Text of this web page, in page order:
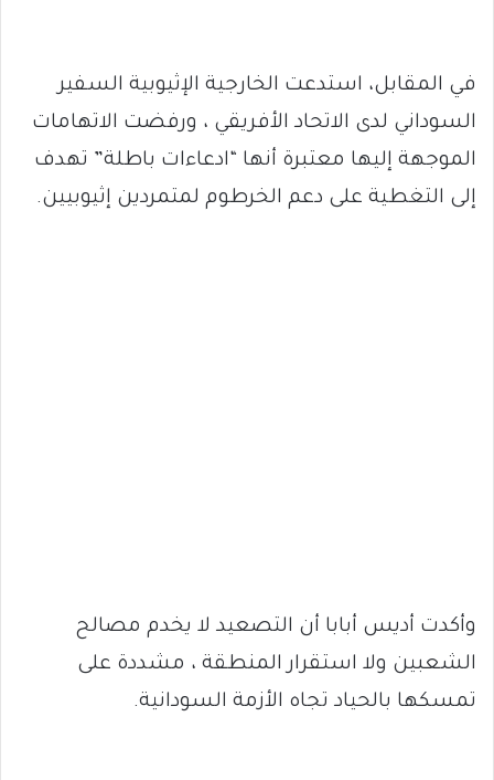
في المقابل، استدعت الخارجية الإثيوبية السفير
السوداني لدى الاتحاد الأفريقي ، ورفضت الاتهامات
الموجهة إليها معتبرة أنها “ادعاءات باطلة” تهدف
إلى التغطية على دعم الخرطوم لمتمردين إثيوبيين.
وأكدت أديس أبابا أن التصعيد لا يخدم مصالح
الشعبين ولا استقرار المنطقة ، مشددة على
تمسكها بالحياد تجاه الأزمة السودانية.